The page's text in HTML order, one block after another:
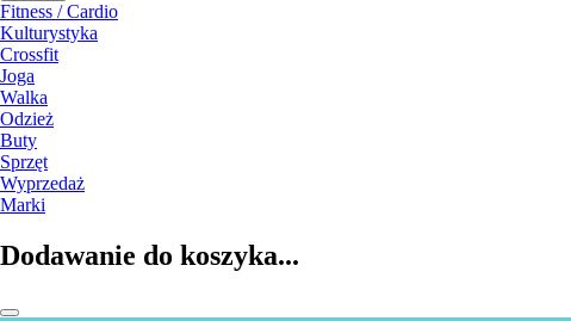
Fitness / Cardio
Kulturystyka
Crossfit
Joga
Walka
Odzież
Buty
Sprzęt
Wyprzedaż
Marki
Dodawanie do koszyka...